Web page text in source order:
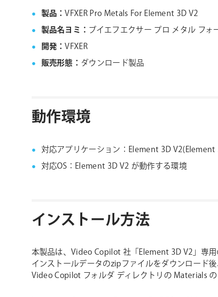
製品：VFXER Pro Metals For Element 3D V2
製品名ヨミ： ブイエフエクサー プロ メタル フ
開発：VFXER
販売形態： ダウンロード製品
動作環境
対応アプリケーション：Element 3D
対応OS：Element 3D V2 が動作する環境
インストール方法
本製品は、Video Copilot 社「Element 3D V2」専
インストールデータのzipファイルをダウンロード
Video Copilot フォルダ ディレクトリの Materials